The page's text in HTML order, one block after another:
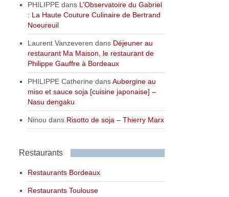
PHILIPPE dans L’Observatoire du Gabriel
: La Haute Couture Culinaire de Bertrand
Noeureuil
Laurent Vanzeveren dans Déjeuner au
restaurant Ma Maison, le restaurant de
Philippe Gauffre à Bordeaux
PHILIPPE Catherine dansAubergine au
miso et sauce soja [cuisine japonaise] –
Nasu dengaku
Ninou dans Risotto de soja – Thierry Marx
Restaurants
Restaurants Bordeaux
Restaurants Toulouse